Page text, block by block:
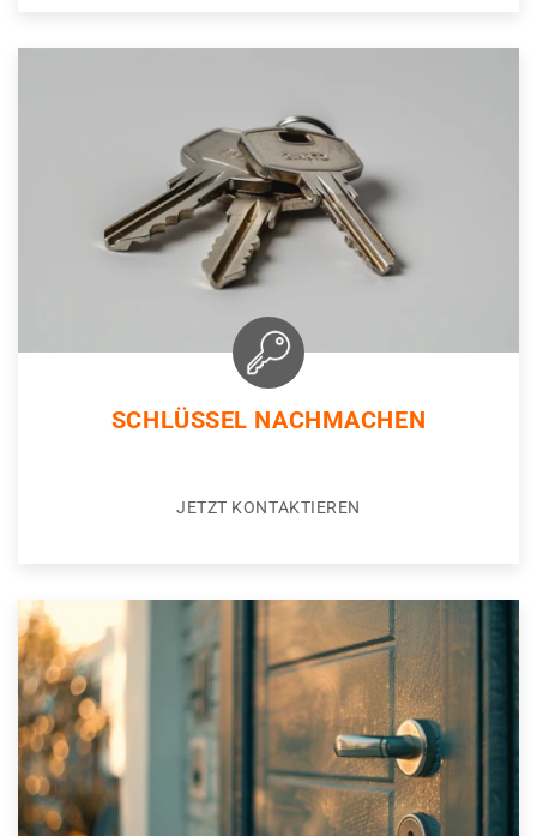
SCHLÜSSEL NACHMACHEN
JETZT KONTAKTIEREN